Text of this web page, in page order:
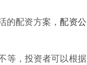
的配资方案，配资公
等，投资者可以根据